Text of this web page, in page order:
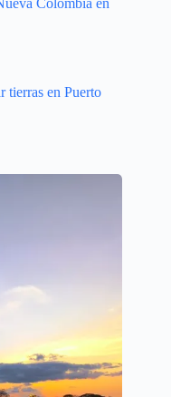
tierras en Puerto